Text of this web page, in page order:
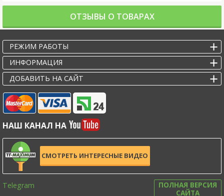
ОТЗЫВЫ О ТОВАРАХ
РЕЖИМ РАБОТЫ
ИНФОРМАЦИЯ
ДОБАВИТЬ НА САЙТ
НАШ КАНАЛ НА
СМОТРЕТЬ ИНТЕРЕСНЫЕ ВИДЕО
Telegram
ПОЛНАЯ ВЕРСИЯ
САЙТА